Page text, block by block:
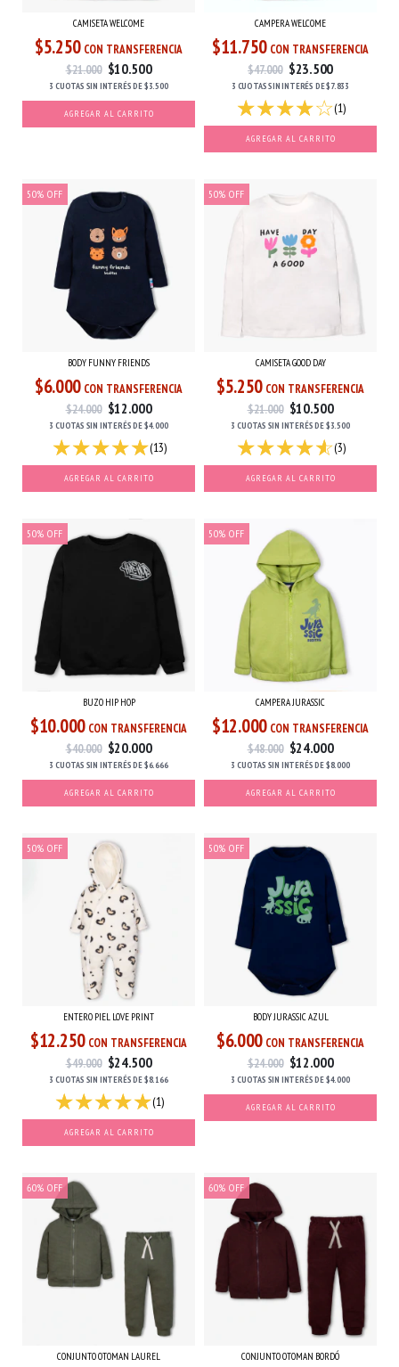
CAMISETA WELCOME
$5.250 CON TRANSFERENCIA
$21.000 $10.500
3 CUOTAS SIN INTERÉSDE$3.500
AGREGAR AL CARRITO
CAMPERA WELCOME
$11.750 CON TRANSFERENCIA
$47.000 $23.500
3 CUOTASSIN INTERÉS DE$7.833
(1)
AGREGAR AL CARRITO
50% OFF
BODY FUNNY FRIENDS
$6.000 CON TRANSFERENCIA
$24.000 $12.000
3 CUOTAS SIN INTERÉSDE$4.000
(13)
AGREGAR AL CARRITO
50% OFF
CAMISETA GOOD DAY
$5.250 CON TRANSFERENCIA
$21.000 $10.500
3 CUOTAS SIN INTERÉSDE$3.500
(3)
AGREGAR AL CARRITO
50% OFF
BUZO HIP HOP
$10.000 CON TRANSFERENCIA
$40.000 $20.000
3 CUOTAS SIN INTERÉSDE$6.666
AGREGAR AL CARRITO
50% OFF
CAMPERA JURASSIC
$12.000 CON TRANSFERENCIA
$48.000 $24.000
3 CUOTAS SIN INTERÉSDE$8.000
AGREGAR AL CARRITO
50% OFF
ENTERO PIEL LOVE PRINT
$12.250 CON TRANSFERENCIA
$49.000 $24.500
3 CUOTAS SIN INTERÉSDE$8.166
(1)
AGREGAR AL CARRITO
50% OFF
BODY JURASSIC AZUL
$6.000 CON TRANSFERENCIA
$24.000 $12.000
3 CUOTAS SIN INTERÉSDE$4.000
AGREGAR AL CARRITO
60% OFF
CONJUNTO OTOMAN LAUREL
60% OFF
CONJUNTO OTOMAN BORDÓ